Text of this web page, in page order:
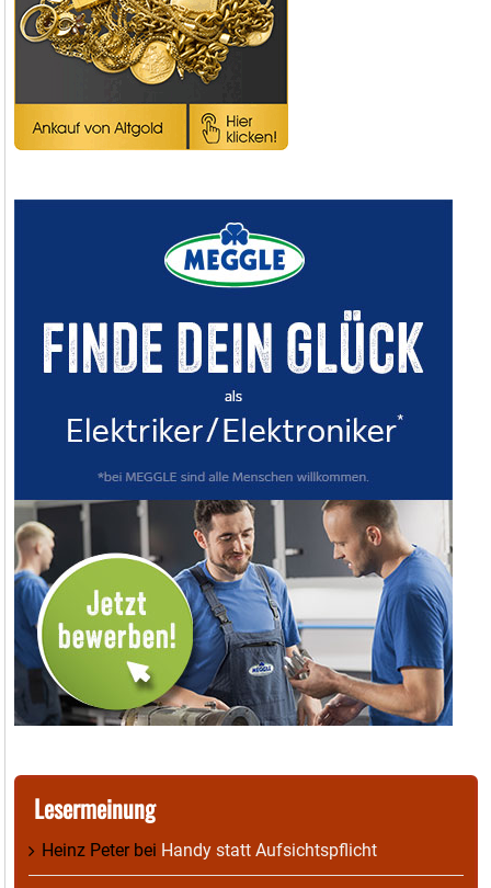
Lesermeinung
Heinz Peterbei Handy statt Aufsichtspflicht